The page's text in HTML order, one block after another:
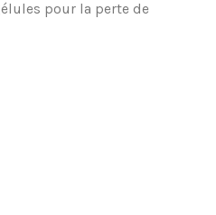
pour la perte de